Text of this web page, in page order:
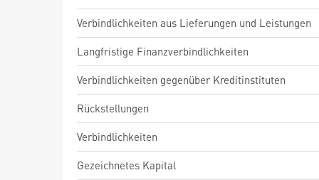
Verbindlichkeiten aus Lieferungen und Leistungen
Langfristige Finanzverbindlichkeiten
Verbindlichkeiten gegenüber Kreditinstituten
Rückstellungen
Verbindlichkeiten
Gezeichnetes Kapital